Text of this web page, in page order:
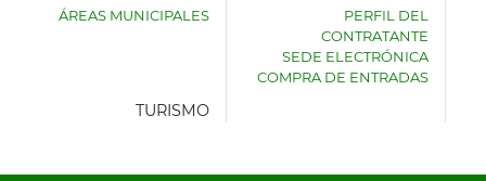
AYUNTAMIENTO
ÁREAS MUNICIPALES
PERFIL DEL
CONTRATANTE
SEDE ELECTRÓNICA
COMPRA DE ENTRADAS
TURISMO